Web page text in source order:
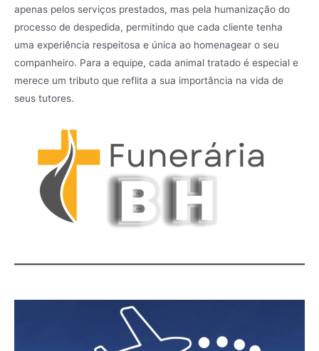
apenas pelos serviços prestados, mas pela humanização do
processo de despedida, permitindo que cada cliente tenha
uma experiência respeitosa e única ao homenagear o seu
companheiro. Para a equipe, cada animal tratado é especial e
merece um tributo que reflita a sua importância na vida de
seus tutores.